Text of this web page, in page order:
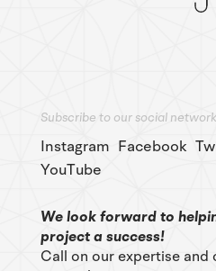
Subscribe to our social
Instagram Facebook
YouTube
We look forward to
project a success!
Call on our expertise